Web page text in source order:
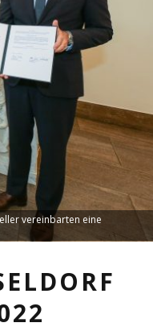
vereinbarten eine